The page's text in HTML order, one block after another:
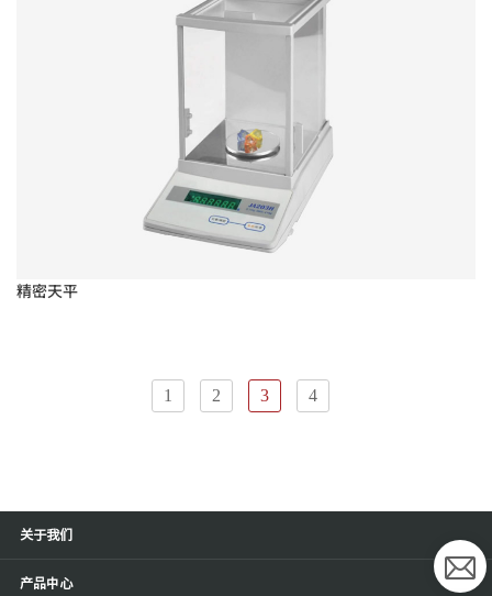
精密天平
1 2 3 4
关于我们
产品中心